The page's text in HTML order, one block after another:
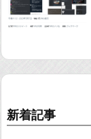
新着記事